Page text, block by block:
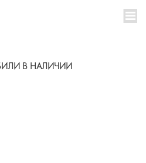
В НАЛИЧИИ